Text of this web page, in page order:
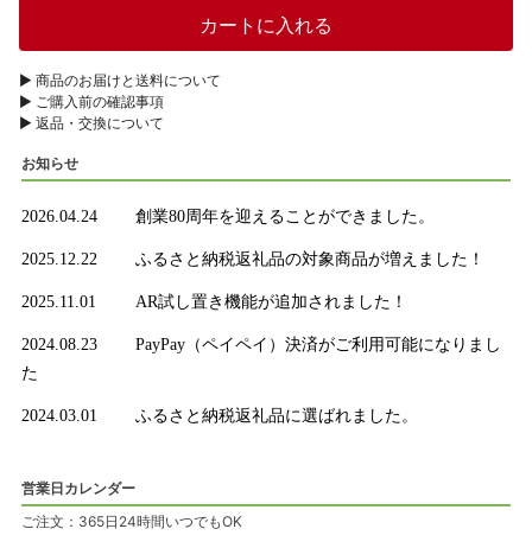
▶︎ 商品のお届けと送料について
▶︎ ご購入前の確認事項
▶︎ 返品・交換について
お知らせ
2026.04.24 創業80周年を迎えることができました。
2025.12.22 ふるさと納税返礼品の対象商品が増えました！
2025.11.01 AR試し置き機能が追加されました！
2024.08.23
PayPay（ペイペイ）決済がご利用可能になりまし
た
2024.03.01 ふるさと納税返礼品に選ばれました。
営業日カレンダー
ご注文：365日24時間いつでもOK